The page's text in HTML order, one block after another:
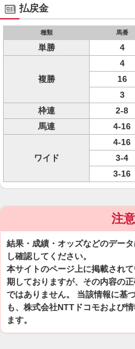
払戻金
種類 馬番
単勝 4
複勝
4
16
3
枠連
2-8
馬連
4-16
ワイド
4-16
3-4
3-16
注
結果・成績・オッズなどのデー
し確認してください。
本サイトのページ上に掲載され
期しておりますが、その内容の
ではありません。 当該情報に基
も、株式会社NTTドコモおよび
ます。